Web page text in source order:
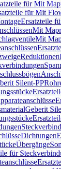
für Mit
für Mit
Ersatzteile
Mit
Mit
Reduktionen
Silent-PP
Geberit
Dichtungen
Übergänge
für